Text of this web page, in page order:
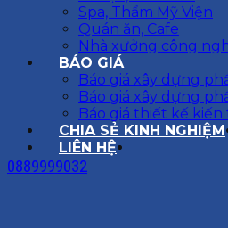
Spa, Thẩm Mỹ Viện
Quán ăn, Cafe
Nhà xưởng công
BÁO GIÁ
Báo giá xây dựng
Báo giá xây dựng
Báo giá thiết kế
CHIA SẺ KINH NGHIỆM
LIÊN HỆ
0889999032